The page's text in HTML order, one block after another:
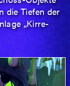
die Tiefen der
„Kirre-